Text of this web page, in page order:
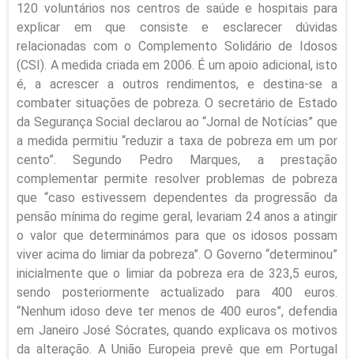
120 voluntários nos centros de saúde e hospitais para
explicar em que consiste e esclarecer dúvidas
relacionadas com o Complemento Solidário de Idosos
(CSI). A medida criada em 2006. É um apoio adicional, isto
é, a acrescer a outros rendimentos, e destina-se a
combater situações de pobreza. O secretário de Estado
da Segurança Social declarou ao “Jornal de Notícias” que
a medida permitiu “reduzir a taxa de pobreza em um por
cento”. Segundo Pedro Marques, a prestação
complementar permite resolver problemas de pobreza
que “caso estivessem dependentes da progressão da
pensão mínima do regime geral, levariam 24 anos a atingir
o valor que determinámos para que os idosos possam
viver acima do limiar da pobreza”. O Governo “determinou”
inicialmente que o limiar da pobreza era de 323,5 euros,
sendo posteriormente actualizado para 400 euros.
“Nenhum idoso deve ter menos de 400 euros”, defendia
em Janeiro José Sócrates, quando explicava os motivos
da alteração. A União Europeia prevê que em Portugal